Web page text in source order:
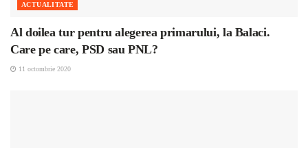
ACTUALITATE
Al doilea tur pentru alegerea primarului, la Balaci.
Care pe care, PSD sau PNL?
11 octombrie 2020